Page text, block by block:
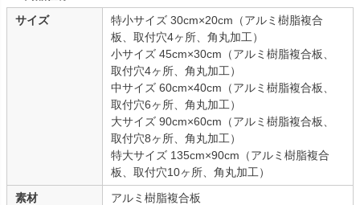
サイズ
特小サイズ 30cm×20cm（アルミ樹脂複合
板、取付穴4ヶ所、角丸加工）
小サイズ 45cm×30cm（アルミ樹脂複合板、
取付穴4ヶ所、角丸加工）
中サイズ 60cm×40cm（アルミ樹脂複合板、
取付穴6ヶ所、角丸加工）
大サイズ 90cm×60cm（アルミ樹脂複合板、
取付穴8ヶ所、角丸加工）
特大サイズ 135cm×90cm（アルミ樹脂複合
板、取付穴10ヶ所、角丸加工）
素材
アルミ樹脂複合板